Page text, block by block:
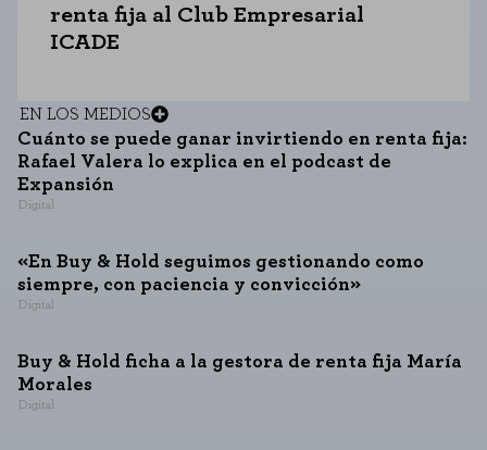
renta fija al Club Empresarial
ICADE
EN LOS MEDIOS
Cuánto se puede ganar invirtiendo en renta fija:
Rafael Valera lo explica en el podcast de
Expansión
Digital
«En Buy & Hold seguimos gestionando como
siempre, con paciencia y convicción»
Digital
Buy & Hold ficha a la gestora de renta fija María
Morales
Digital
Puedes volver a configurar tus cookies desde la sección "Configuración de
cookies" al pie de la página. También puedes consultar nuestrapolítica de cookies